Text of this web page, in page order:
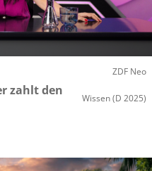
ZDF Neo
zahlt den
Wissen(D 2025)